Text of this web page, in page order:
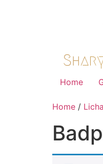
Home
Home /